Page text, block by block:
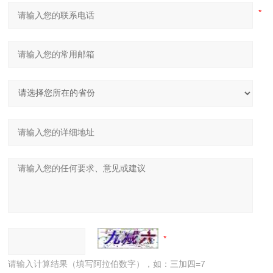
请输入计算结果（填写阿拉伯数字），如：三加四=7